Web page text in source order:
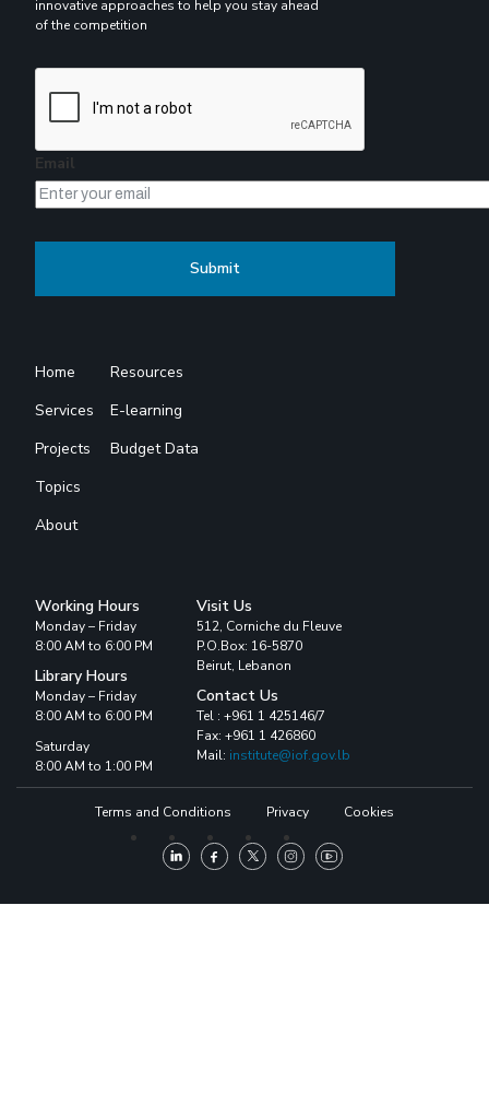
innovative approaches to help you stay ahead
of the competition
Email
Home
Services
Projects
Topics
About
Resources
E-learning
Budget Data
Working Hours
Monday – Friday
8:00 AM to 6:00 PM
Library Hours
Monday – Friday
8:00 AM to 6:00 PM
Saturday
8:00 AM to 1:00 PM
Visit Us
512, Corniche du Fleuve
P.O.Box: 16-5870
Beirut, Lebanon
Contact Us
Tel : +961 1 425146/7
Fax: +961 1 426860
Mail: institute@iof.gov.lb
Terms and Conditions Privacy Cookies